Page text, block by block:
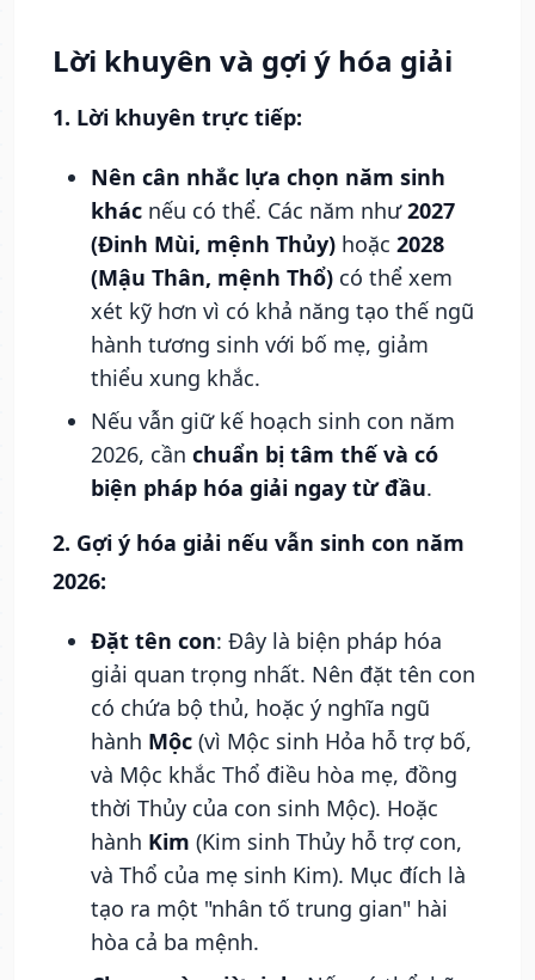
Lời khuyên và gợi ý hóa giải
1. Lời khuyên trực tiếp:
Nên cân nhắc lựa chọn năm sinh
khác nếu có thể. Các năm như2027
(Đinh Mùi, mệnh Thủy) hoặc 2028
(Mậu Thân, mệnh Thổ) có thể xem
xét kỹ hơn vì có khả năng tạo thế ngũ
hành tương sinh với bố mẹ, giảm
thiểu xung khắc.
Nếu vẫn giữ kế hoạch sinh con năm
2026, cần chuẩn bị tâm thế và có
biện pháp hóa giải ngay từ đầu.
2. Gợi ý hóa giải nếu vẫn sinh con năm
2026:
Đặt tên con: Đây là biện pháp hóa
giải quan trọng nhất. Nên đặt tên con
có chứa bộ thủ, hoặc ý nghĩa ngũ
hành Mộc (vì Mộc sinh Hỏa hỗ trợ bố,
và Mộc khắc Thổ điều hòa mẹ, đồng
thời Thủy của con sinh Mộc). Hoặc
hành Kim (Kim sinh Thủy hỗ trợ con,
và Thổ của mẹ sinh Kim). Mục đích là
tạo ra một "nhân tố trung gian" hài
hòa cả ba mệnh.